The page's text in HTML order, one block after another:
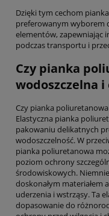
Dzięki tym cechom
preferowanym wyborem
elementów, zapewniając
podczas transportu i
Czy pianka
wodoszczelna i
Czy pianka
Elastyczna pianka
pakowaniu delikatnych
wodoszczelność. W
pianka poliuretanowa
poziom ochrony
środowiskowych.
doskonałym
uderzenia i wstrząsy. Ta
dopasowanie do